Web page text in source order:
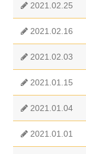
2021.02.25
2021.02.16
2021.02.03
2021.01.15
2021.01.04
2021.01.01